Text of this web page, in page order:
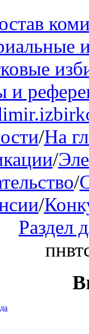
и
/На
/
/
/
Раздел
пнвт